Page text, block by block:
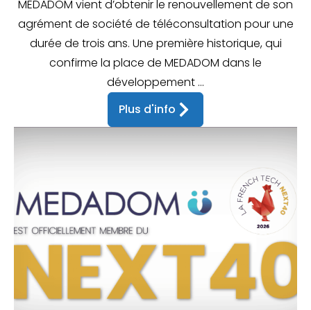
MEDADOM vient d’obtenir le renouvellement de son
agrément de société de téléconsultation pour une
durée de trois ans. Une première historique, qui
confirme la place de MEDADOM dans le
développement ...
Plus d'info